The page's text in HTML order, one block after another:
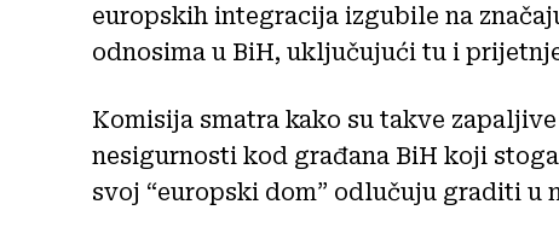
europskih integracija izgubile na
odnosima u BiH, uključujući tu i
Komisija smatra kako su takve
nesigurnosti kod građana BiH koji
svoj “europski dom” odlučuju graditi u